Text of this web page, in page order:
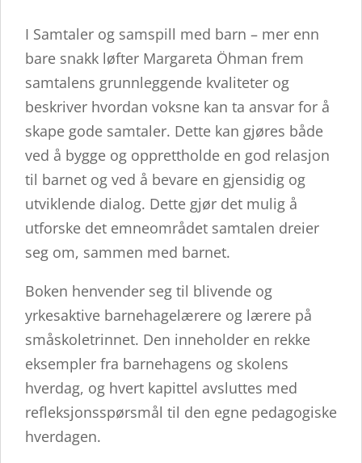
I Samtaler og samspill med barn – mer enn
bare snakk løfter Margareta Öhman frem
samtalens grunnleggende kvaliteter og
beskriver hvordan voksne kan ta ansvar for å
skape gode samtaler. Dette kan gjøres både
ved å bygge og opprettholde en god relasjon
til barnet og ved å bevare en gjensidig og
utviklende dialog. Dette gjør det mulig å
utforske det emneområdet samtalen dreier
seg om, sammen med barnet.
Boken henvender seg til blivende og
yrkesaktive barnehagelærere og lærere på
småskoletrinnet. Den inneholder en rekke
eksempler fra barnehagens og skolens
hverdag, og hvert kapittel avsluttes med
refleksjonsspørsmål til den egne pedagogiske
hverdagen.